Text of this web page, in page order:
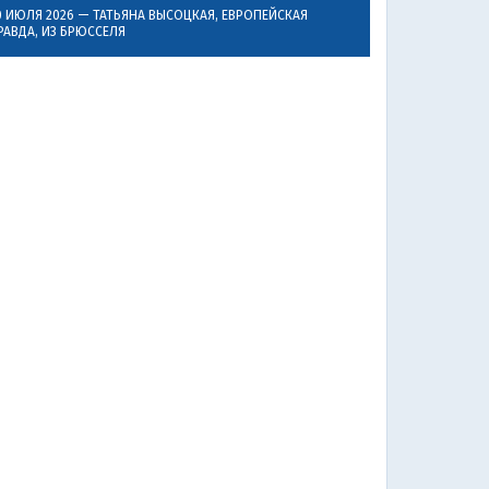
ИЮЛЯ 2026 — ТАТЬЯНА ВЫСОЦКАЯ, ЕВРОПЕЙСКАЯ
ИЗ БРЮССЕЛЯ